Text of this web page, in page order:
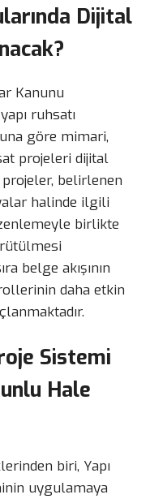
Dijital
Kanunu
ruhsatı
göre mimari,
projeleri dijital
projeler, belirlenen
halinde ilgili
birlikte
belge akışının
daha etkin
Sistemi
Hale
biri, Yapı
uygulamaya